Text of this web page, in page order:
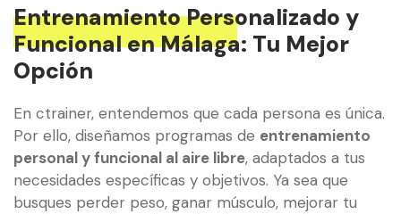
Entrenamiento Personalizado y
Funcional en Málaga: Tu Mejor
Opción
En ctrainer, entendemos que cada persona es única.
Por ello, diseñamos programas de entrenamiento
personal y funcional al aire libre, adaptados a tus
necesidades específicas y objetivos. Ya sea que
busques perder peso, ganar músculo, mejorar tu